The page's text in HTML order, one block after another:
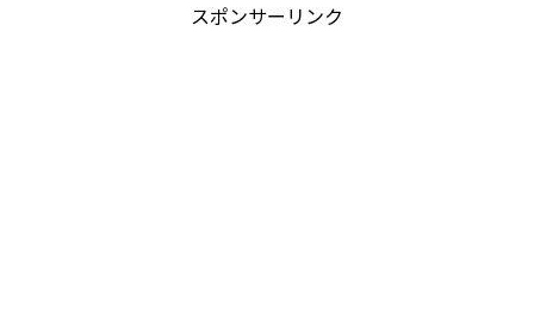
スポンサーリンク